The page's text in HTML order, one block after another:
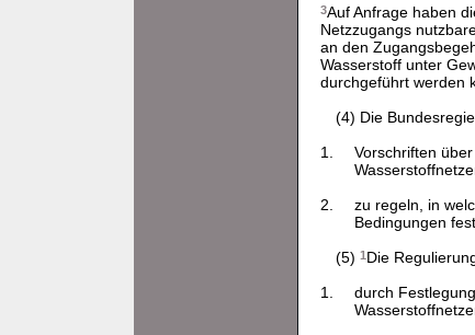
3Auf Anfrage haben
Netzzugangs
an den
Wasserstoff unter
durchgeführt werden
(4) Die
1.
Vorschriften
2.
zu regeln, in
Bedingungen
(5) 1Die
1.
durch